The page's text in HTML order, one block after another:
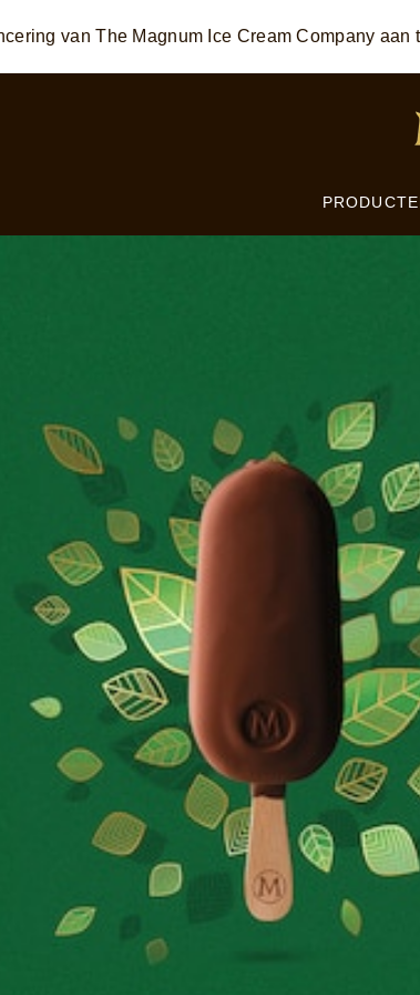
FOOTER SEARCH
van The Magnum Ice Cream Company aan